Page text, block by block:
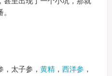
，太子参， 黄精， 西洋参 ，